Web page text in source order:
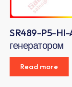
SR489-P5-HI-
генератором
Read more